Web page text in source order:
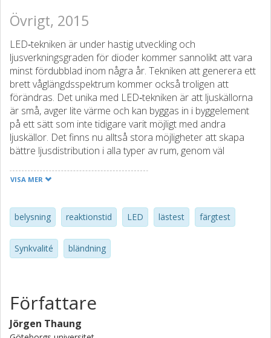
Övrigt, 2015
LED‐tekniken är under hastig utveckling och
ljusverkningsgraden för dioder kommer sannolikt att vara
minst fördubblad inom några år. Tekniken att generera ett
brett våglängdsspektrum kommer också troligen att
förändras. Det unika med LED‐tekniken är att ljuskällorna
är små, avger lite värme och kan byggas in i byggelement
på ett sätt som inte tidigare varit möjligt med andra
ljuskällor. Det finns nu alltså stora möjligheter att skapa
bättre ljusdistribution i alla typer av rum, genom väl
synkvalitet till rimlig kostnad och arbetsinsats. LED‐tekniken
länge saknas en samsyn kring hur våglängdsspektrumen
bör designas. Den stora drivkraften är att optimera
verkningsgraden lumen/Watt och en annan strävan är att
skapa våglängdsspektrum som liknar det från en
dagsljuslikt våglängdsspektrum, med lika effektfördelning
över det synliga våglängdsintervallet. Med detta projekt har
vi haft ambitionen att öka kompetensen kring
VISA MER
belysning reaktionstid LED lästest färgtest
Synkvalité bländning
Författare
Jörgen Thaung